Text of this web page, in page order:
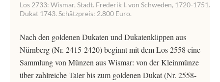
Los 2733: Wismar, Stadt. Frederik I. von Schweden, 1720-1751.
Dukat 1743. Schätzpreis: 2.800 Euro.
Nach den goldenen Dukaten und Dukatenklippen aus
Nürnberg (Nr. 2415-2420) beginnt mit dem Los 2558 eine
Sammlung von Münzen aus Wismar: von der Kleinmünze
über zahlreiche Taler bis zum goldenen Dukat (Nr. 2558-